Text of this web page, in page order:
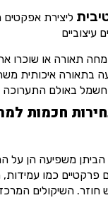
ליצירת אפקטים
תאורה או שוכרו
בתאורה איכותית
באולם התערוכה
חכמות
הביתן משפיעה הן על
פרקטיים כמו
חוזר. השיקולים